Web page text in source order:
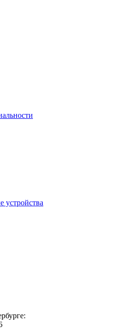
устройства